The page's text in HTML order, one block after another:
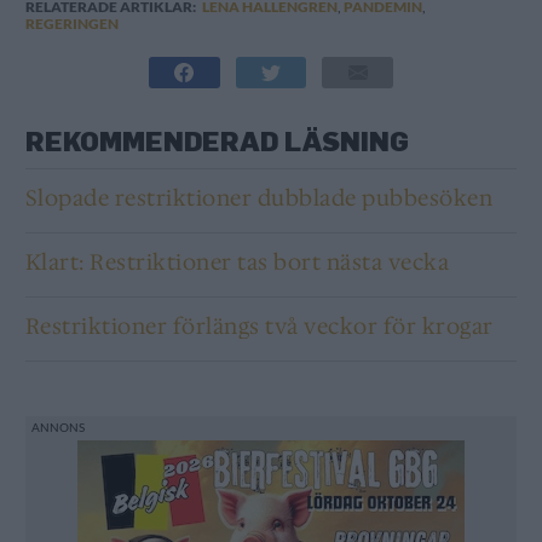
RELATERADE ARTIKLAR: LENA HALLENGREN PANDEMIN
REGERINGEN
REKOMMENDERAD LÄSNING
Slopade restriktioner dubblade pubbesöken
Klart: Restriktioner tas bort nästa vecka
Restriktioner förlängs två veckor för krogar